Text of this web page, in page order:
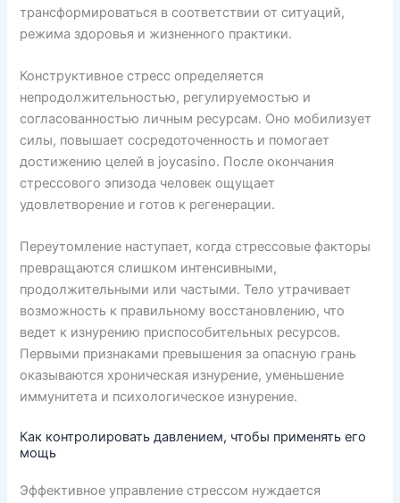
трансформироваться в соответствии от ситуаций,
режима здоровья и жизненного практики.
Конструктивное стресс определяется
непродолжительностью, регулируемостью и
согласованностью личным ресурсам. Оно мобилизует
силы, повышает сосредоточенность и помогает
достижению целей в joycasino. После окончания
стрессового эпизода человек ощущает
удовлетворение и готов к регенерации.
Переутомление наступает, когда стрессовые факторы
превращаются слишком интенсивными,
продолжительными или частыми. Тело утрачивает
возможность к правильному восстановлению, что
ведет к изнурению приспособительных ресурсов.
Первыми признаками превышения за опасную грань
оказываются хроническая изнурение, уменьшение
иммунитета и психологическое изнурение.
Как контролировать давлением, чтобы применять его
мощь
Эффективное управление стрессом нуждается